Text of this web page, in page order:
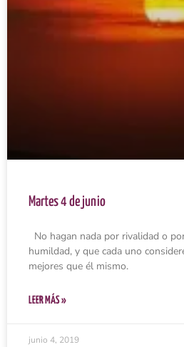
Martes 4 de junio
No hagan nada por rivalidad o
humildad, y que cada uno
mejores que él mismo.
LEER MÁS »
junio 4, 2019